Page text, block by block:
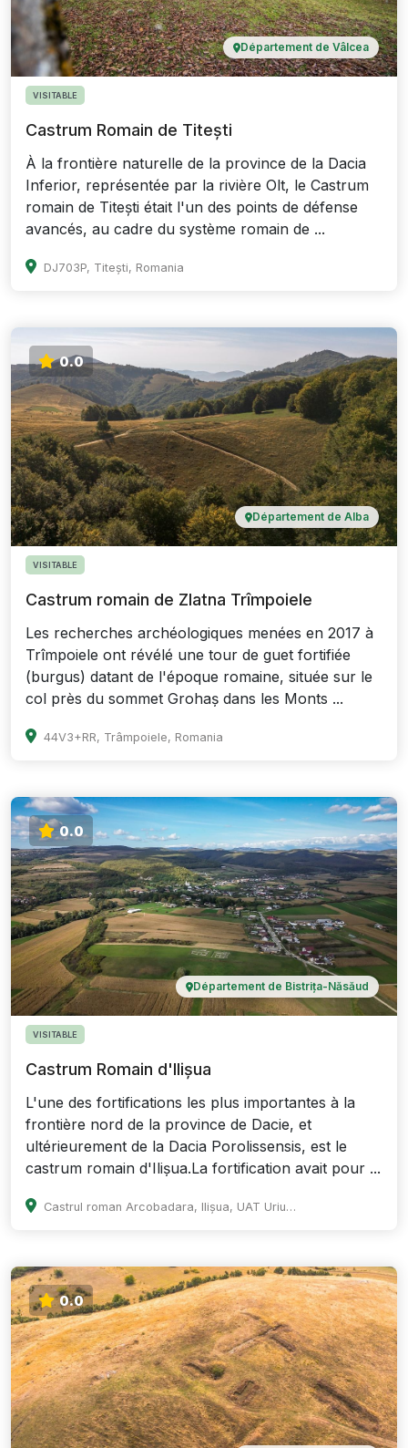
Département de Vâlcea
VISITABLE
Castrum Romain de Titești
À la frontière naturelle de la province de la Dacia
Inferior, représentée par la rivière Olt, le Castrum
romain de Titești était l'un des points de défense
avancés, au cadre du système romain de ...
DJ703P, Titești, Romania
0.0
Département de Alba
VISITABLE
Castrum romain de Zlatna Trîmpoiele
Les recherches archéologiques menées en 2017 à
Trîmpoiele ont révélé une tour de guet fortifiée
(burgus) datant de l'époque romaine, située sur le
col près du sommet Grohaș dans les Monts ...
44V3+RR, Trâmpoiele, Romania
0.0
Département de Bistrița-Năsăud
VISITABLE
Castrum Romain d'Ilișua
L'une des fortifications les plus importantes à la
frontière nord de la province de Dacie, et
ultérieurement de la Dacia Porolissensis, est le
castrum romain d'Ilișua.La fortification avait pour ...
Castrul roman Arcobadara, Ilișua, UAT Uriu, Romania
0.0